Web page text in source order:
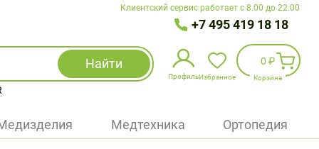
Клиентский сервис работает с 8.00 до 22.00
+7 495 419 18 18
Найти
Профиль
Избранное
Войти
Избранное
0 ₽
Корзина
Медтехника Ортопедия